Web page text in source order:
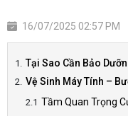
16/07/2025 02:57 PM
Tại Sao Cần Bảo
Vệ Sinh Máy Tính –
Tầm Quan Trọng